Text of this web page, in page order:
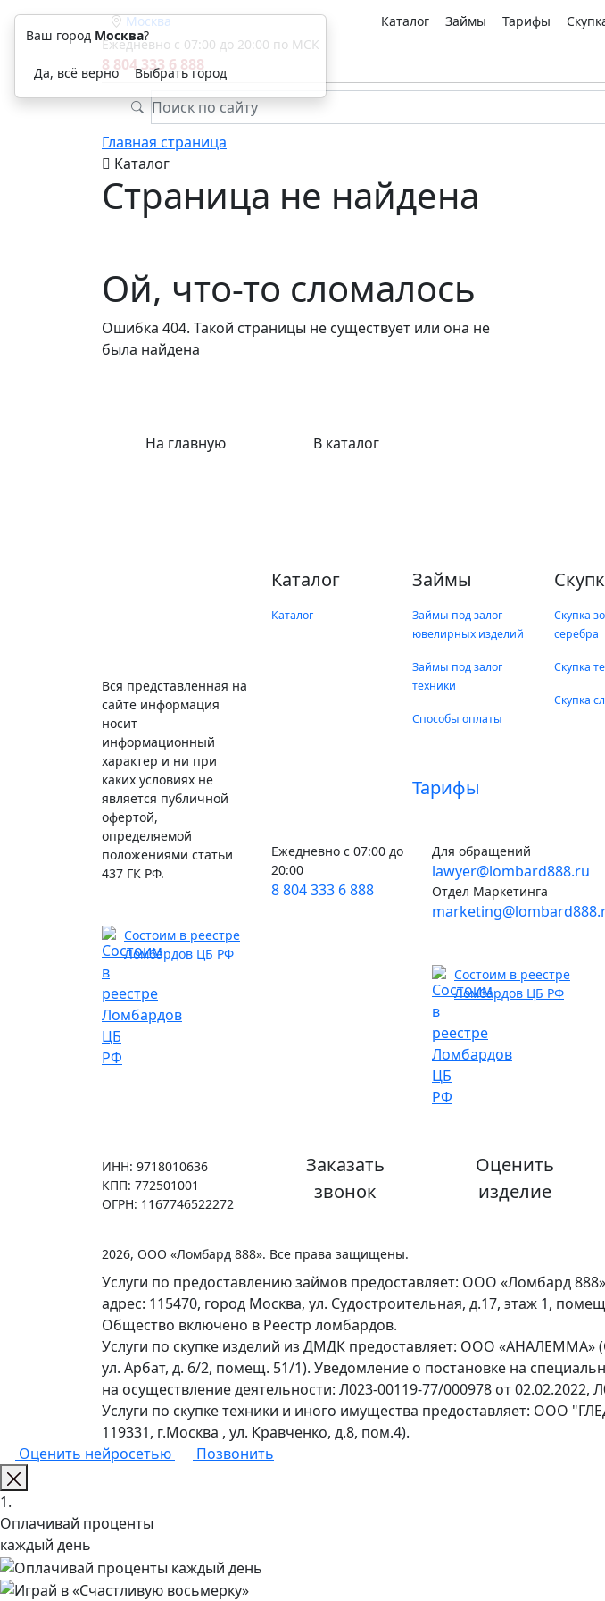
Москва Каталог Займы Тарифы
Ежедневно с 07:00 до 20:00 по МСК
8 804 333 6 888
Главная страница
Каталог
Страница не найдена
Ой, что-то сломалось
Ошибка 404. Такой страницы не существует или она не
была найдена
На главную В каталог
Вся представленная на
сайте информация
носит
информационный
характер и ни при
каких условиях не
является публичной
офертой,
определяемой
положениями статьи
437 ГК РФ.
Состоим в реестре
Ломбардов ЦБ РФ
ИНН: 9718010636
КПП: 772501001
ОГРН: 1167746522272
Каталог
Каталог
Займы
Займы под залог
ювелирных изделий
Займы под залог
техники
Способы оплаты
Тарифы
Скупка
серебра
Скупка
Скупка
Ежедневно с 07:00 до
20:00
8 804 333 6 888
Для обращений
lawyer@lombard888.ru
Отдел Маркетинга
Состоим в реестре
Ломбардов ЦБ РФ
Заказать
звонок
Оценить
изделие
2026, ООО «Ломбард 888». Все права защищены.
Услуги по предоставлению займов предоставляет: ООО «Ломбард
адрес: 115470, город Москва, ул. Судостроительная, д.17, этаж 1,
Общество включено в Реестр ломбардов.
Услуги по скупке изделий из ДМДК предоставляет: ООО «АНАЛЕММА»
ул. Арбат, д. 6/2, помещ. 51/1). Уведомление о постановке на
на осуществление деятельности: Л023-00119-77/000978 от 02.02.2022,
Услуги по скупке техники и иного имущества предоставляет: ООО
119331, г.Москва , ул. Кравченко, д.8, пом.4).
Оценить нейросетью
Позвонить
Ваш город Москва?
Да, всё верно Выбрать город
1.
Оплачивай проценты
каждый день